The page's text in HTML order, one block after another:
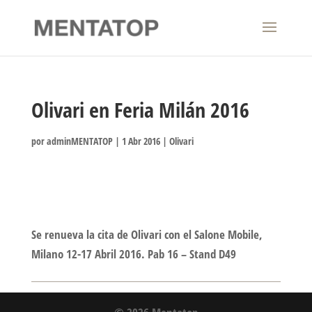
Olivari en Feria Milán 2016
poradminMENTATOP| 1 Abr 2016| Olivari
Se renueva la cita de Olivari con el Salone Mobile,
Milano 12-17 Abril 2016. Pab 16 – Stand D49